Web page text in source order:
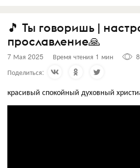
🎵 Ты говоришь |
прославление🙏
7 Мая 2025 Время чтения 1 мин
Поделиться:
красивый спокойный духовный